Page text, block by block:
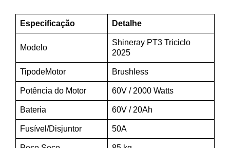
Especificação Detalhe
Modelo
Shineray PT3 Triciclo
2025
TipodeMotor Brushless
Potência do Motor 60V / 2000 Watts
Bateria 60V / 20Ah
Fusível/Disjuntor 50A